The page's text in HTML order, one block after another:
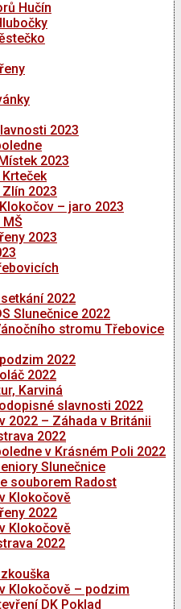
Hučín
2023
2023
Zlín 2023
– jaro 2023
2023
2022
Slunečnice 2022
stromu Třebovice
2022
2022
Karviná
slavnosti 2022
2022 – Záhada v Británii
2022
v Krásném Poli 2022
Slunečnice
souborem Radost
Klokočově
2022
Klokočově
2022
Klokočově – podzim
DK Poklad